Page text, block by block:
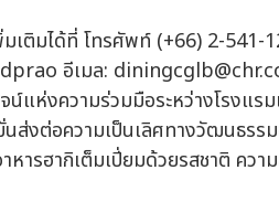
เติมได้ที่ โทรศัพท์ (+66) 2-541-
อีเมล:
ห่งความร่วมมือระหว่างโรงแรม
ส่งต่อความเป็นเลิศทางวัฒนธร
ารฮากิเต็มเปี่ยมด้วยรสชาติ ควา